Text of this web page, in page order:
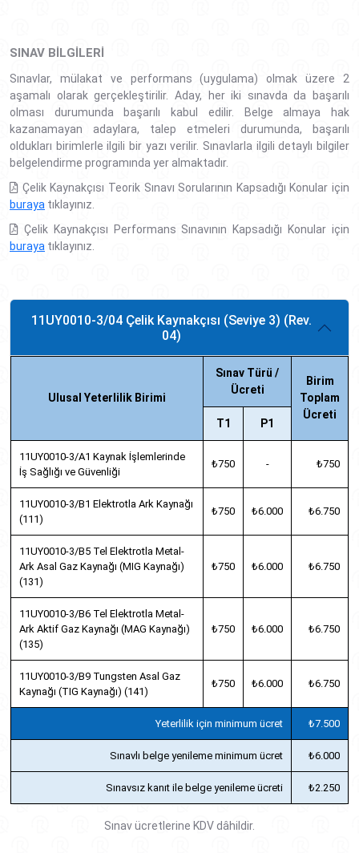
SINAV BILGILERI
Sınavlar, mülakat ve performans (uygulama) olmak üzere 2
aşamalı olarak gerçekleştirilir. Aday, her iki sınavda da başarılı
olması durumunda başarılı kabul edilir. Belge almaya hak
kazanamayan adaylara, talep etmeleri durumunda, başarılı
oldukları birimlerle ilgili bir yazı verilir. Sınavlarla ilgili detaylı bilgiler
belgelendirme programında yer almaktadır.
Çelik Kaynakçısı Teorik Sınavı Sorularının Kapsadığı Konular için
buraya tıklayınız.
Çelik Kaynakçısı Performans Sınavının Kapsadığı Konular için
buraya tıklayınız.
11UY0010-3/04 Çelik Kaynakçısı (Seviye 3) (Rev.
04)
Ulusal Yeterlilik Birimi
Sınav Türü /
Ücreti
Birim
Toplam
Ücreti
T1 P1
11UY0010-3/A1 Kaynak İşlemlerinde
İş Sağlığı ve Güvenliği
₺750 - ₺750
11UY0010-3/B1 Elektrotla Ark Kaynağı
(111)
₺750 ₺6.000 ₺6.750
11UY0010-3/B5 Tel Elektrotla Metal-
Ark Asal Gaz Kaynağı (MIG Kaynağı)
(131)
₺750 ₺6.000 ₺6.750
11UY0010-3/B6 Tel Elektrotla Metal-
Ark Aktif Gaz Kaynağı (MAG Kaynağı)
(135)
₺750 ₺6.000 ₺6.750
11UY0010-3/B9 Tungsten Asal Gaz
Kaynağı (TIG Kaynağı) (141)
₺750 ₺6.000 ₺6.750
Yeterlilik için minimum ücret ₺7.500
Sınavlı belge yenileme minimum ücret ₺6.000
Sınavsız kanıt ile belge yenileme ücreti ₺2.250
Sınav ücretlerine KDV dâhildir.